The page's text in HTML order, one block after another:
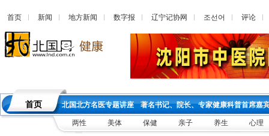
首页 新闻 地方新闻 数字报 辽宁记协网 조선어 评论
首页 北国北方名医专题讲座 著名书记、院长、专家健康科普首席嘉
两性 美体 保健 亲子 养生 心理